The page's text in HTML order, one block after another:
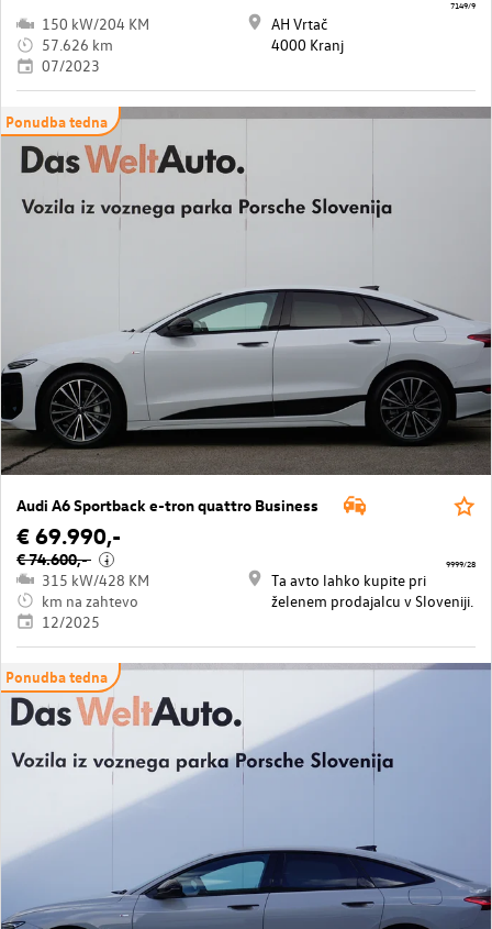
150 kW/204 KM
57.626 km
07/2023
AH Vrtač
4000 Kranj
7149/9
Ponudba tedna
Audi A6 Sportback e-tron quattro Business
€ 69.990,-
€ 74.600,- i
315 kW/428 KM
km na zahtevo
12/2025
Ta avto lahko kupite pri
želenem prodajalcu v Sloveniji.
9999/28
Ponudba tedna